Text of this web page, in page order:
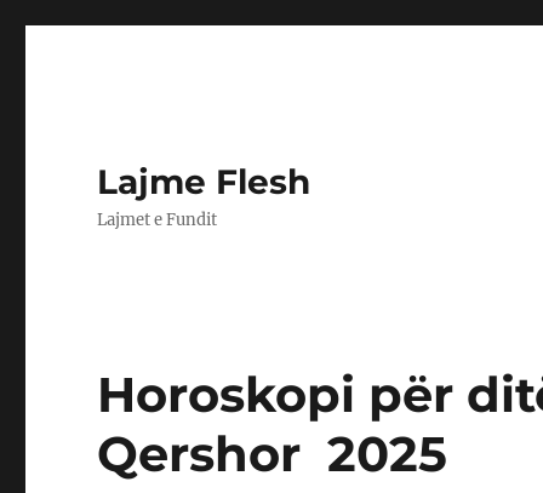
Lajme Flesh
Lajmet e Fundit
Horoskopi për
Qershor 2025